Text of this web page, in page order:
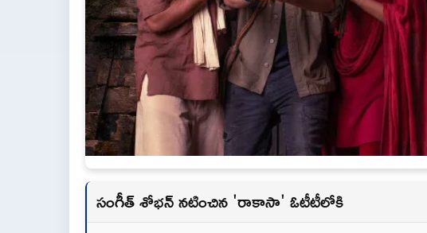
సంగీత్ శోభన్ నటించిన 'రాకాసా' ఓటీటీలోకి